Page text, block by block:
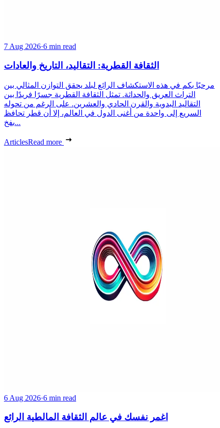
7 Aug 2026·6 min read
الثقافة القطرية: التقاليد، التاريخ والعادات
مرحبًا بكم في هذه الاستكشاف الرائع لبلد يحقق التوازن المثالي بين
التراث العريق والحداثة. تمثل الثقافة القطرية جسرًا فريدًا بين
التقاليد البدوية والقرن الحادي والعشرين. على الرغم من تحوله
السريع إلى واحدة من أغنى الدول في العالم، إلا أن قطر تحافظ
بفخ...
ArticlesRead more
6 Aug 2026·6 min read
اغمر نفسك في عالم الثقافة المالطية الرائع